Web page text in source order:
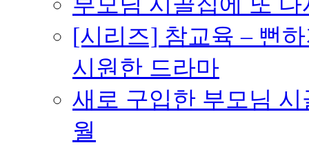
[시리즈] 참교육 – 뻔
시원한 드라마
새로 구입한 부모님 시
월